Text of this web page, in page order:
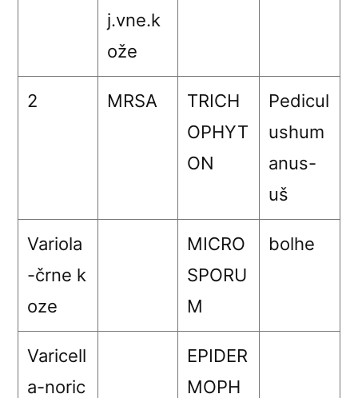
j.vne.k
ože
2 MRSA
TRICH
OPHYT
ON
Pedicul
ushum
anus-
uš
Variola
-črne k
oze
MICRO
SPORU
M
bolhe
Varicell
a-noric
EPIDER
MOPH